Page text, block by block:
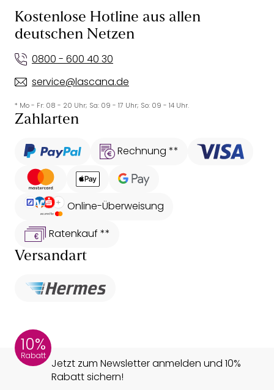
Kostenlose Hotline aus allen
deutschen Netzen
0800 - 600 40 30
service@lascana.de
* Mo - Fr: 08 - 20 Uhr; Sa: 09 - 17 Uhr; So: 09 - 14 Uhr.
Zahlarten
Rechnung **
Online-Überweisung
Ratenkauf **
Versandart
10%
Rabatt
Jetzt zum Newsletter anmelden und 10%
Rabatt sichern!